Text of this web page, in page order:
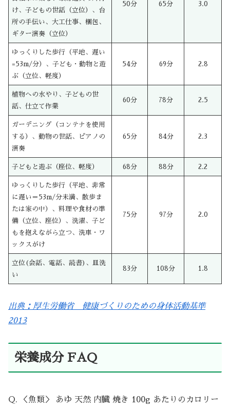
け、子どもの世話（立位）、台
所の手伝い、大工仕事、梱包、
ギター演奏（立位）
50分 65分 3.0
ゆっくりした歩行（平地、遅い
=53m/分）、子ども・動物と遊
ぶ（立位、軽度）
54分 69分 2.8
植物への水やり、子どもの世
話、仕立て作業
60分 78分 2.5
ガーデニング（コンテナを使用
する）、動物の世話、ピアノの
演奏
65分 84分 2.3
子どもと遊ぶ（座位、軽度） 68分 88分 2.2
ゆっくりした歩行（平地、非常
に遅い＝53m/分未満、散歩ま
たは家の中）、料理や食材の準
備（立位、座位）、洗濯、子ど
もを抱えながら立つ、洗車・ワ
ックスがけ
75分 97分 2.0
立位(会話、電話、読書)、皿洗
い
83分 108分 1.8
出典：厚生労働省 健康づくりのための身体活動基準
2013
栄養成分 FAQ
Q. ＜魚類＞ あゆ 天然 内臓 焼き 100g あたりのカロリー